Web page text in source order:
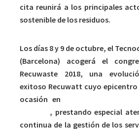
cita reunirá a los principales
sostenible de los residuos.
Los días 8 y 9 de octubre, el
(Barcelona) acogerá el
Recuwaste 2018, una
exitoso Recuwatt cuyo epicentro
ocasión en
, prestando especial
continua de la gestión de los